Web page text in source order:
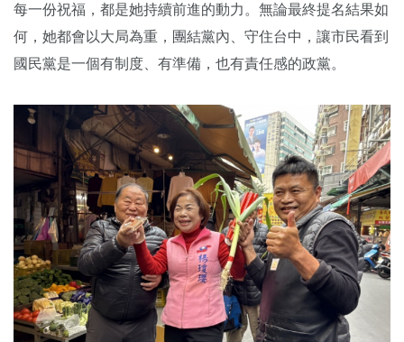
每一份祝福，都是她持續前進的動力。無論最終提名結果如
何，她都會以大局為重，團結黨內、守住台中，讓市民看到
國民黨是一個有制度、有準備，也有責任感的政黨。